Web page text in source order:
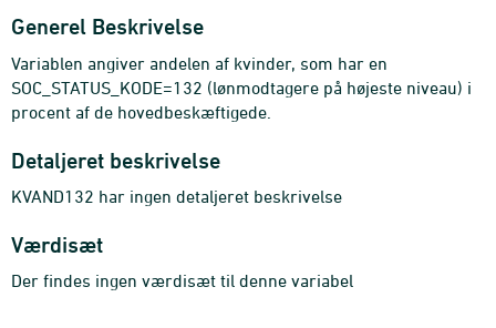
Generel Beskrivelse
Variablen angiver andelen af kvinder, som har en
SOC_STATUS_KODE=132 (lønmodtagere på højeste niveau) i
procent af de hovedbeskæftigede.
Detaljeret beskrivelse
KVAND132 har ingen detaljeret beskrivelse
Værdisæt
Der findes ingen værdisæt til denne variabel